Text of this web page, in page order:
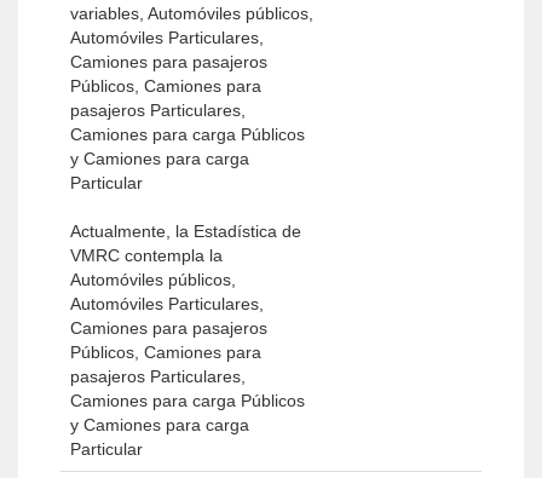
variables, Automóviles públicos,
Automóviles Particulares,
Camiones para pasajeros
Públicos, Camiones para
pasajeros Particulares,
Camiones para carga Públicos
y Camiones para carga
Particular
Actualmente, la Estadística de
VMRC contempla la
Automóviles públicos,
Automóviles Particulares,
Camiones para pasajeros
Públicos, Camiones para
pasajeros Particulares,
Camiones para carga Públicos
y Camiones para carga
Particular